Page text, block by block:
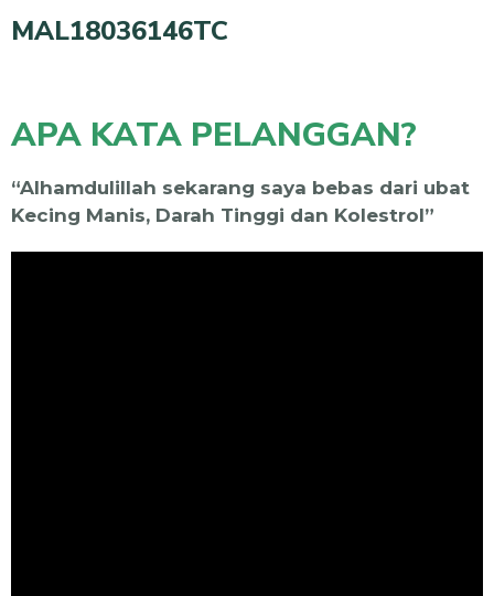
MAL18036146TC
APA KATA PELANGGAN?
“Alhamdulillah sekarang saya bebas dari ubat
Kecing Manis, Darah Tinggi dan Kolestrol”